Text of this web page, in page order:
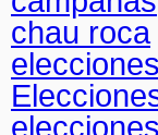
chau roca
elecciones